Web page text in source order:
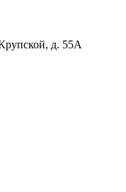
д. 55А